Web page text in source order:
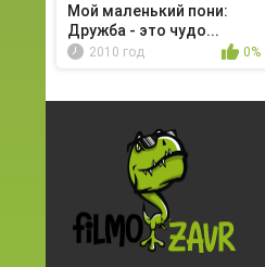
Мой маленький пони:
Дружба - это чудо...
2010 год 0%